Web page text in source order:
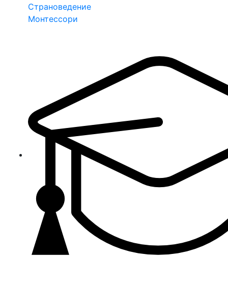
Страноведение
Монтессори